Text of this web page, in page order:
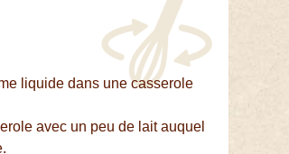
liquide dans une casserole
avec un peu de lait auquel